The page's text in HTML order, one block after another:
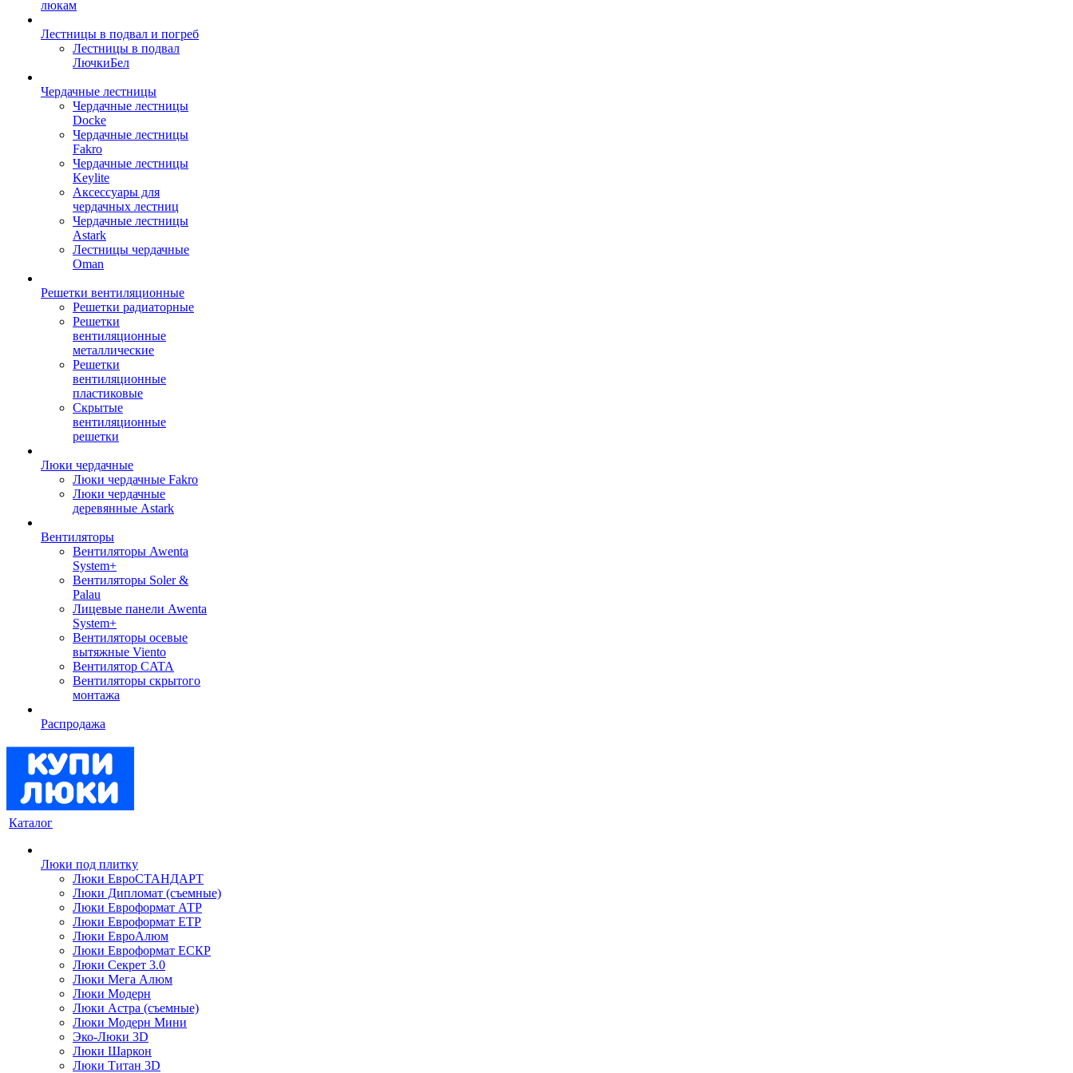
люкам
Лестницы в подвал и погреб
Лестницы в подвал
ЛючкиБел
Чердачные лестницы
Чердачные лестницы
Docke
Чердачные лестницы
Fakro
Чердачные лестницы
Keylite
Аксессуары для
чердачных лестниц
Чердачные лестницы
Astark
Лестницы чердачные
Oman
Решетки вентиляционные
Решетки радиаторные
Решетки
вентиляционные
металлические
Решетки
вентиляционные
пластиковые
Скрытые
вентиляционные
решетки
Люки чердачные
Люки чердачные Fakro
Люки чердачные
деревянные Astark
Вентиляторы
Вентиляторы Awenta
System+
Вентиляторы Soler &
Palau
Лицевые панели Awenta
System+
Вентиляторы осевые
вытяжные Viento
Вентилятор CATA
Вентиляторы скрытого
монтажа
Распродажа
Каталог
Люки под плитку
Люки ЕвроСТАНДАРТ
Люки Дипломат (съемные)
Люки Евроформат АТР
Люки Евроформат ЕТР
Люки ЕвроАлюм
Люки Евроформат ЕСКР
Люки Секрет 3.0
Люки Мега Алюм
Люки Модерн
Люки Астра (съемные)
Люки Модерн Мини
Эко-Люки 3D
Люки Шаркон
Люки Титан 3D